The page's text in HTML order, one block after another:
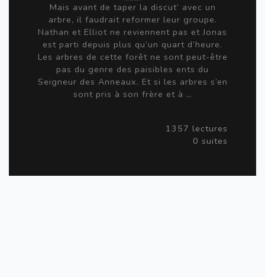
Mais avant de taper la discut’ avec un
arbre, il faudrait reformer leur groupe.
Nathan et Elliot ne reviennent pas et Jonas
est parti depuis plus qu’un quart d’heure.
Les arbres de cette forêt ne sont peut-être
pas du genre des paisibles ents du
Seigneur des Anneaux. Et si les arbres s’en
sont pris à son frère et à …
1357 lectures
0 suites